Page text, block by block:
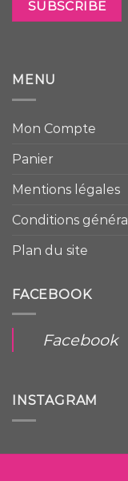
MENU
Mon Compte
Panier
Mentions légales
Conditions
Plan du site
FACEBOOK
Facebook
INSTAGRAM